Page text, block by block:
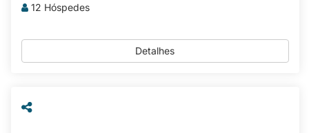
12 Hóspedes
Detalhes